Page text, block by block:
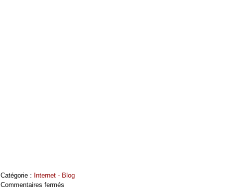
Catégorie : Internet - Blog
Commentaires fermés